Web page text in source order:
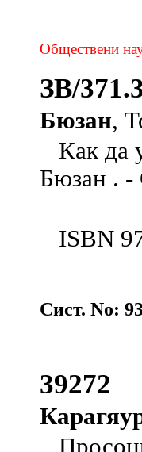
Обществени
ЗВ/
Бюзан,
Как да
Бюзан . -
ISBN
Сист. No:
39272